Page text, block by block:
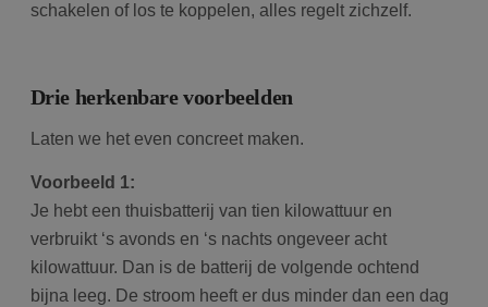
schakelen of los te koppelen, alles regelt zichzelf.
Drie herkenbare voorbeelden
Laten we het even concreet maken.
Voorbeeld 1:
Je hebt een thuisbatterij van tien kilowattuur en
verbruikt ‘s avonds en ‘s nachts ongeveer acht
kilowattuur. Dan is de batterij de volgende ochtend
bijna leeg. De stroom heeft er dus minder dan een dag